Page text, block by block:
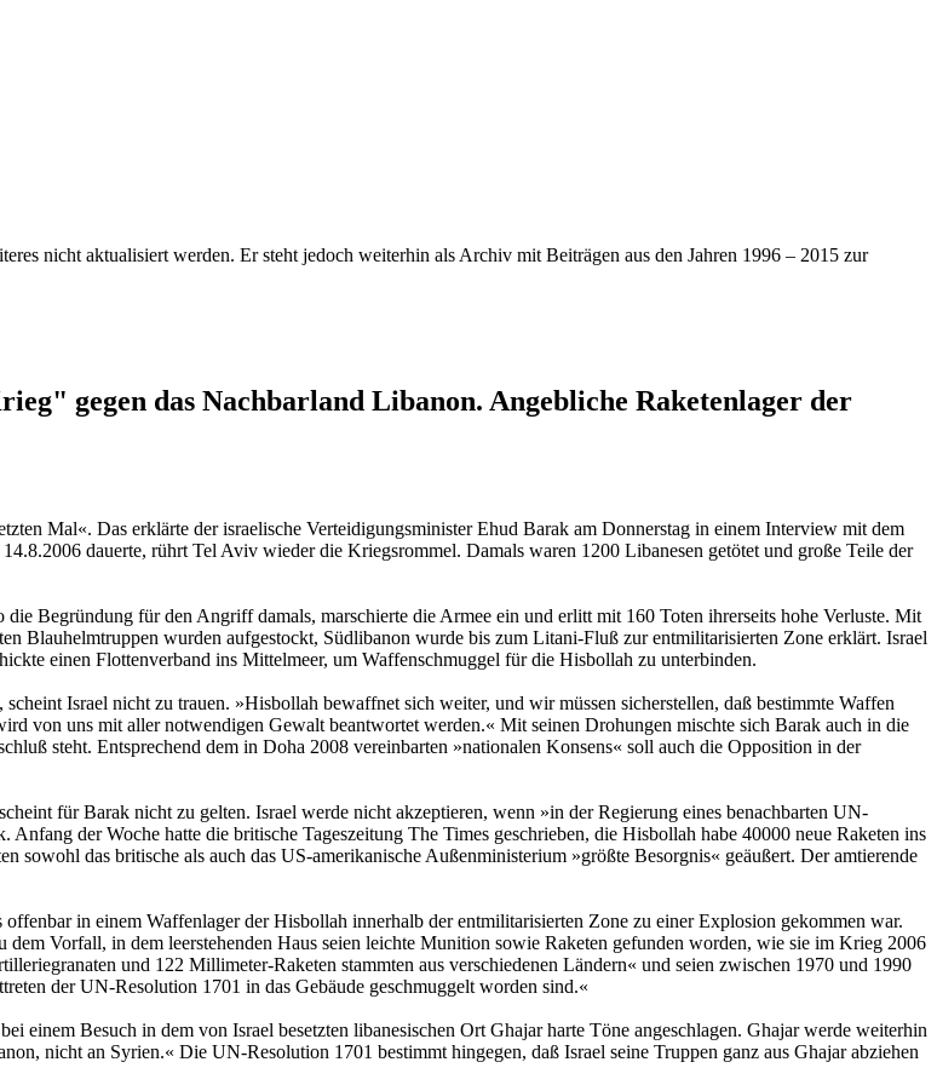
nicht aktualisiert werden. Er steht jedoch weiterhin als Archiv mit Beiträgen aus den Jahren 1996 – 2015 zur
gegen das Nachbarland Libanon. Angebliche Raketenlager der
Mal«. Das erklärte der israelische Verteidigungsminister Ehud Barak am Donnerstag in einem Interview mit dem
dauerte, rührt Tel Aviv wieder die Kriegsrommel. Damals waren 1200 Libanesen getötet und große Teile der
Begründung für den Angriff damals, marschierte die Armee ein und erlitt mit 160 Toten ihrerseits hohe Verluste. Mit
Blauhelmtruppen wurden aufgestockt, Südlibanon wurde bis zum Litani-Fluß zur entmilitarisierten Zone erklärt. Israel
einen Flottenverband ins Mittelmeer, um Waffenschmuggel für die Hisbollah zu unterbinden.
Israel nicht zu trauen. »Hisbollah bewaffnet sich weiter, und wir müssen sicherstellen, daß bestimmte Waffen
von uns mit aller notwendigen Gewalt beantwortet werden.« Mit seinen Drohungen mischte sich Barak auch in die
steht. Entsprechend dem in Doha 2008 vereinbarten »nationalen Konsens« soll auch die Opposition in der
für Barak nicht zu gelten. Israel werde nicht akzeptieren, wenn »in der Regierung eines benachbarten UN-
der Woche hatte die britische Tageszeitung The Times geschrieben, die Hisbollah habe 40000 neue Raketen ins
das britische als auch das US-amerikanische Außenministerium »größte Besorgnis« geäußert. Der amtierende
in einem Waffenlager der Hisbollah innerhalb der entmilitarisierten Zone zu einer Explosion gekommen war.
Vorfall, in dem leerstehenden Haus seien leichte Munition sowie Raketen gefunden worden, wie sie im Krieg 2006
und 122 Millimeter-Raketen stammten aus verschiedenen Ländern« und seien zwischen 1970 und 1990
der UN-Resolution 1701 in das Gebäude geschmuggelt worden sind.«
einem Besuch in dem von Israel besetzten libanesischen Ort Ghajar harte Töne angeschlagen. Ghajar werde weiterhin
nicht an Syrien.« Die UN-Resolution 1701 bestimmt hingegen, daß Israel seine Truppen ganz aus Ghajar abziehen